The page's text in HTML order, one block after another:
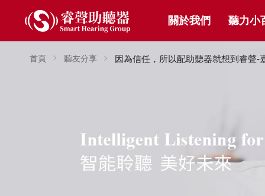
關於我們 聽力小
首頁 聽友分享 因為信任，所以配助聽器就想到睿聲-